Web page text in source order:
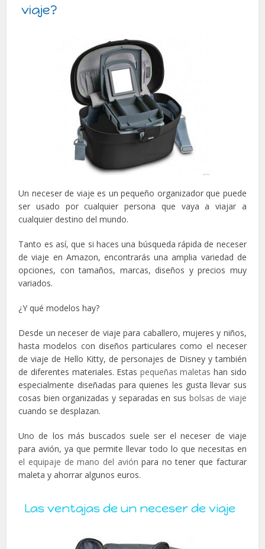
viaje?
Un neceser de viaje es un pequeño organizador que puede
ser usado por cualquier persona que vaya a viajar a
cualquier destino del mundo.
Tanto es así, que si haces una búsqueda rápida de neceser
de viaje en Amazon, encontrarás una amplia variedad de
opciones, con tamaños, marcas, diseños y precios muy
variados.
¿Y qué modelos hay?
Desde un neceser de viaje para caballero, mujeres y niños,
hasta modelos con diseños particulares como el neceser
de viaje de Hello Kitty, de personajes de Disney y también
de diferentes materiales. Estas pequeñas maletas han sido
especialmente diseñadas para quienes les gusta llevar sus
cosas bien organizadas y separadas en sus bolsas de viaje
cuando se desplazan.
Uno de los más buscados suele ser el neceser de viaje
para avión, ya que permite llevar todo lo que necesitas en
el equipaje de mano del avión para no tener que facturar
maleta y ahorrar algunos euros.
Las ventajas de un neceser de viaje